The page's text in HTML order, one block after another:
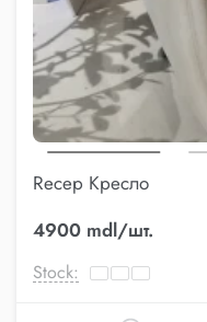
Recep Кресло
4900 mdl/шт.
Stock: